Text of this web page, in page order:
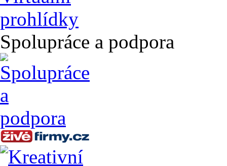
Spolupráce a podpora